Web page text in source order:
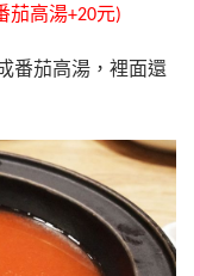
茄高湯+20元)
番茄高湯，裡面還